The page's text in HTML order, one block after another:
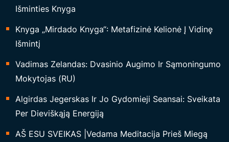
Išminties Knyga
Knyga „Mirdado Knyga“: Metafizinė Kelionė Į Vidinę
Išmintį
Vadimas Zelandas: Dvasinio Augimo Ir Sąmoningumo
Mokytojas (RU)
Algirdas Jegerskas Ir Jo Gydomieji Seansai: Sveikata
Per Dieviškąją Energiją
AŠ ESU SVEIKAS |Vedama Meditacija Prieš Miegą